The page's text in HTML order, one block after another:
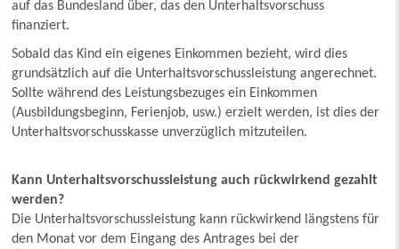
auf das Bundesland über, das den Unterhaltsvorschuss
finanziert.
Sobald das Kind ein eigenes Einkommen bezieht, wird dies
grundsätzlich auf die Unterhaltsvorschussleistung angerechnet.
Sollte während des Leistungsbezuges ein Einkommen
(Ausbildungsbeginn, Ferienjob, usw.) erzielt werden, ist dies der
Unterhaltsvorschusskasse unverzüglich mitzuteilen.
Kann Unterhaltsvorschussleistung auch rückwirkend gezahlt
werden?
Die Unterhaltsvorschussleistung kann rückwirkend längstens für
den Monat vor dem Eingang des Antrages bei der